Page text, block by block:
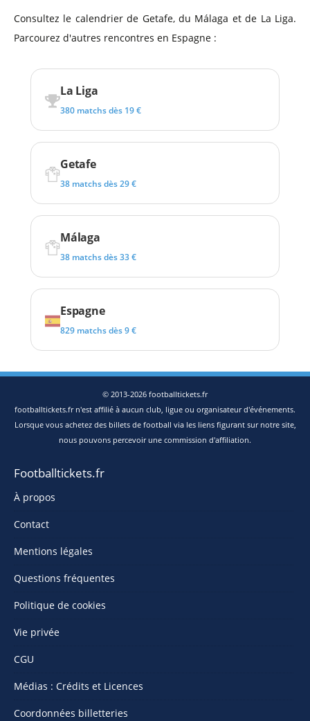
Consultez le calendrier de Getafe, du Málaga et de La Liga.
Parcourez d'autres rencontres en Espagne :
La Liga
380 matchs dès 19 €
Getafe
38 matchs dès 29 €
Málaga
38 matchs dès 33 €
Espagne
829 matchs dès 9 €
© 2013-2026 footballtickets.fr
footballtickets.fr n'est affilié à aucun club, ligue ou organisateur d'événements.
Lorsque vous achetez des billets de football via les liens figurant sur notre site,
nous pouvons percevoir une commission d'affiliation.
Footballtickets.fr
À propos
Contact
Mentions légales
Questions fréquentes
Politique de cookies
Vie privée
CGU
Médias : Crédits et Licences
Coordonnées billetteries